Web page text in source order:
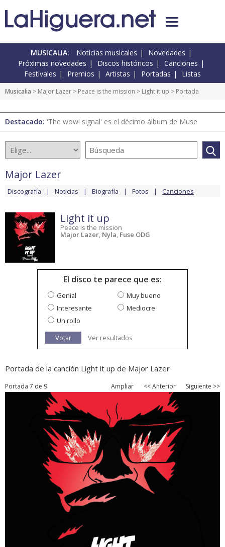
MUSICALIA: Noticias musicales
Novedades
Próximas novedades
Discos históricos
Canciones
Festivales
Premios Artistas Portadas Listas
Musicalia > Major Lazer > Peace is the mission > Light it up > Portada
Destacado: 'The wow! signal' es el décimo álbum de Muse
Major Lazer
Discografía Noticias Biografía Fotos Canciones
Light it up
Peace is the mission
Major Lazer, Nyla, Fuse ODG
El disco te parece que es:
Genial
Muy bueno
Interesante
Mediocre
Un rollo
Votar
Ver resultados
Portada de la canción Light it up de Major Lazer
Portada 7 de 9 Ampliar << Anterior Siguiente >>